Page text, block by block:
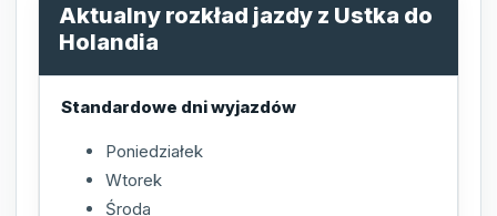
Aktualny rozkład jazdy z Ustka do
Holandia
Standardowe dni wyjazdów
Poniedziałek
Wtorek
Środa